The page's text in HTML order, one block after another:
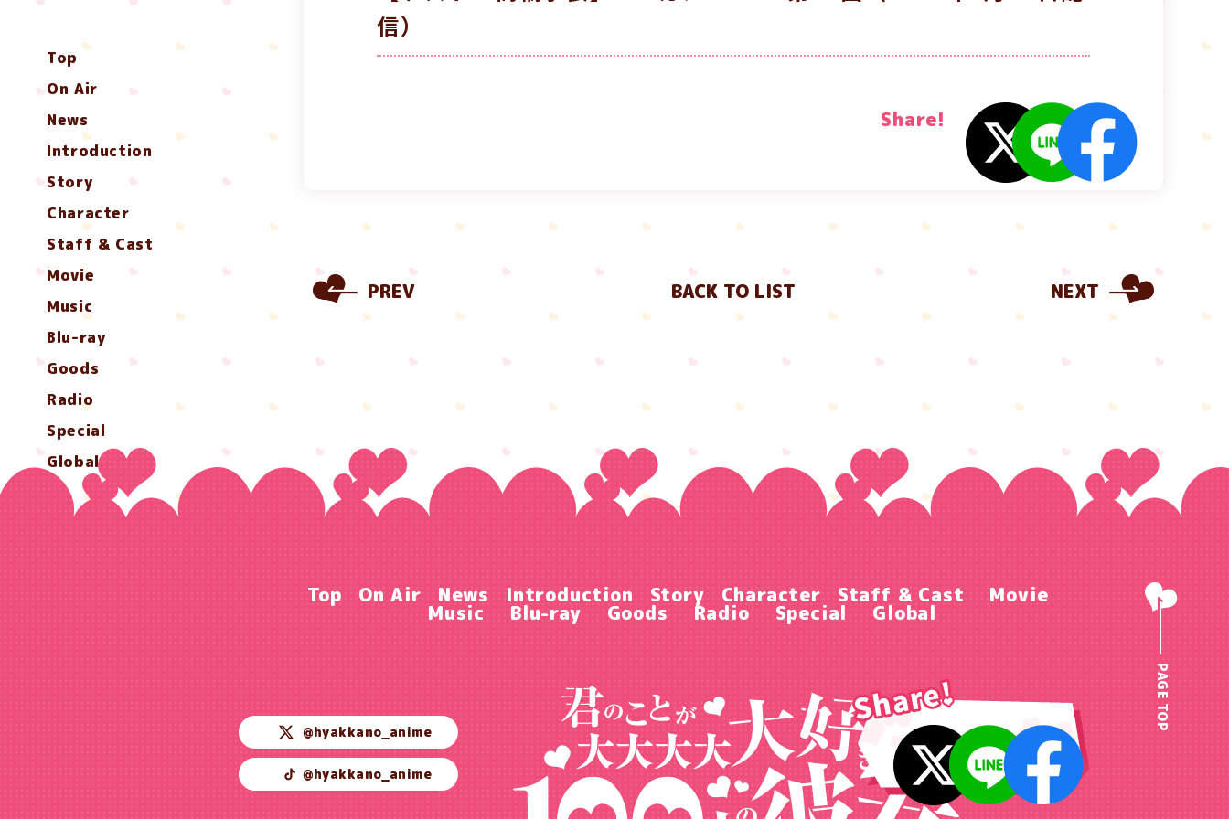
Top
On Air
News
Introduction
Story
Character
Staff & Cast
Movie
Music
Blu-ray
Goods
Radio
Special
Global
信）
Share!
PREV BACK TO LIST NEXT
Top On Air News Introduction Story Character Staff & Cast Movie
Music Blu-ray Goods Radio Special Global
@hyakkano_anime
@hyakkano_anime
PAGE TOP